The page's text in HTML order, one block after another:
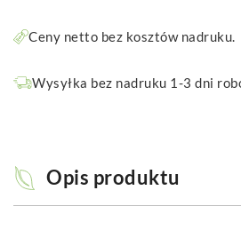
Ceny netto bez kosztów nadruku.
Wysyłka bez nadruku 1-3 dni
Opis produktu